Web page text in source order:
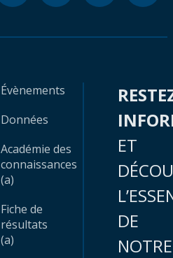
Évènements
Données
Académie des
connaissances
(a)
Fiche de
résultats
(a)
ET
DE
NOTRE